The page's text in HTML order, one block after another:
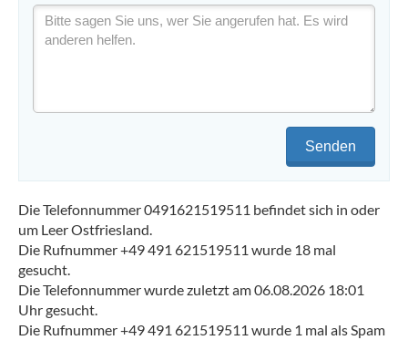
Senden
Die Telefonnummer 0491621519511 befindet sich in oder
um Leer Ostfriesland.
Die Rufnummer +49 491 621519511 wurde 18 mal
gesucht.
Die Telefonnummer wurde zuletzt am 06.08.2026 18:01
Uhr gesucht.
Die Rufnummer +49 491 621519511 wurde 1 mal als Spam